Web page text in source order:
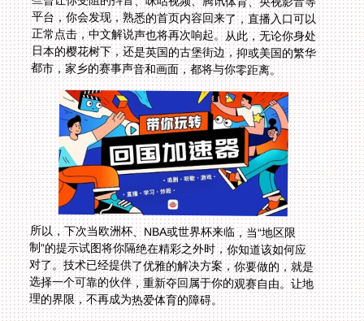
都市，家乡的赛事声音和画面，都将与你零距离。
所以，下次当欧洲杯、NBA或世界杯来临，当“地区限
制”的提示试图将你隔绝在精彩之外时，你知道该如何应
对了。技术已经提供了优雅的解决方案，你要做的，就是
选择一个可靠的伙伴，重新夺回属于你的观赛自由。让地
理的界限，不再成为热爱体育的障碍。